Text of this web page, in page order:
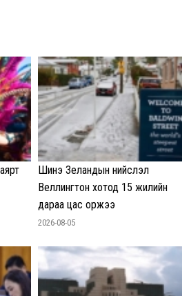
Шинэ Зеландын нийслэл
Веллингтон хотод 15 жилийн
дараа цас оржээ
2026-08-05